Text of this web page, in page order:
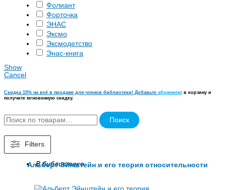
Фолиант
Форточка
ЭНАС
Эксмо
Эксмодетство
Энас-книга
Show
Cancel
Скидка 15% на всё в продаже для членов библиотеки! Добавьте абонементв корзину и
получите мгновенную скидку.
Поиск
Filters
В библиотеке
Альберт Эйнштейн и его теория относительности